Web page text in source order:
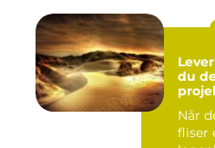
du
Når
fliser